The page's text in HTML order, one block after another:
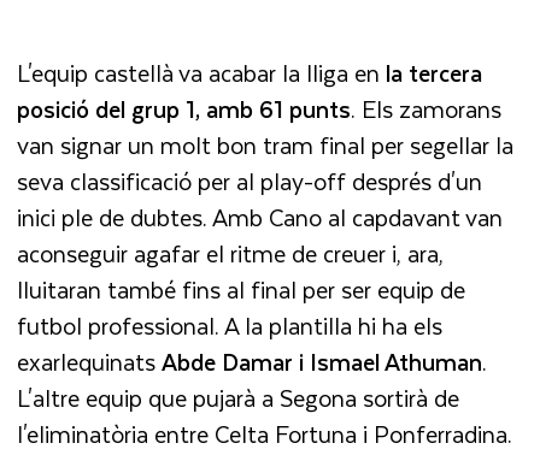
L'equip castellà va acabar la lliga en la tercera
posició del grup 1, amb 61 punts. Els zamorans
van signar un molt bon tram final per segellar la
seva classificació per al play-off després d'un
inici ple de dubtes. Amb Cano al capdavant van
aconseguir agafar el ritme de creuer i, ara,
lluitaran també fins al final per ser equip de
futbol professional. A la plantilla hi ha els
exarlequinatsAbde Damar i Ismael Athuman.
L'altre equip que pujarà a Segona sortirà de
l'eliminatòria entre Celta Fortuna i Ponferradina.